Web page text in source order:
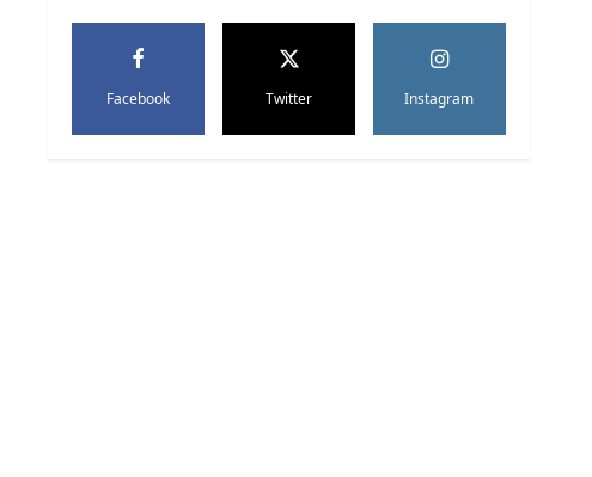
Facebook Twitter Instagram